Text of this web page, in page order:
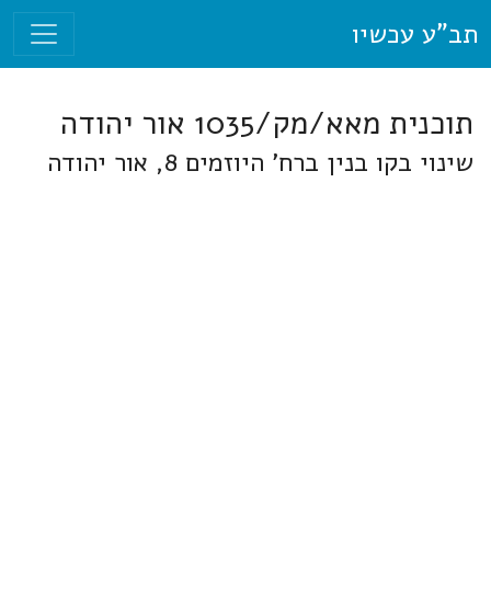
תב"ע עכשיו
תוכנית מאא/מק/1035 אור יהודה
שינוי בקו בנין ברח' היוזמים 8, אור יהודה